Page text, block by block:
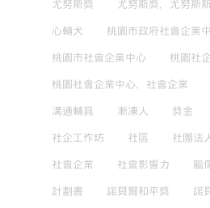
尤努斯獎 尤努斯獎，尤努斯
心輔犬 桃園市政府社會企業
桃園市社會企業中心 桃園社
桃園社會企業中心，社會企業
溝通輔具 漸凍人 獎金
社企工作坊 社區 社團法
社會企業 社會影響力 腦
計劃書 諾貝爾和平獎 諾